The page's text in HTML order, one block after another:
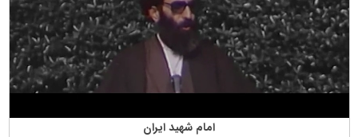
امام شهید ایران